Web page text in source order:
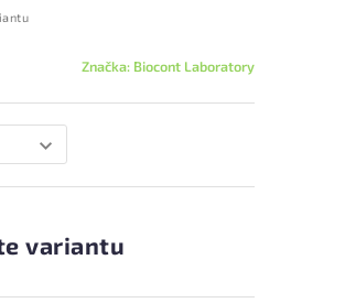
Značka: Biocont Laboratory
variantu